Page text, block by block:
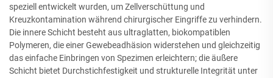
speziell entwickelt wurden, um Zellverschüttung und
Kreuzkontamination während chirurgischer Eingriffe zu verhindern.
Die innere Schicht besteht aus ultraglatten, biokompatiblen
Polymeren, die einer Gewebeadhäsion widerstehen und gleichzeitig
das einfache Einbringen von Spezimen erleichtern; die äußere
Schicht bietet Durchstichfestigkeit und strukturelle Integrität unter